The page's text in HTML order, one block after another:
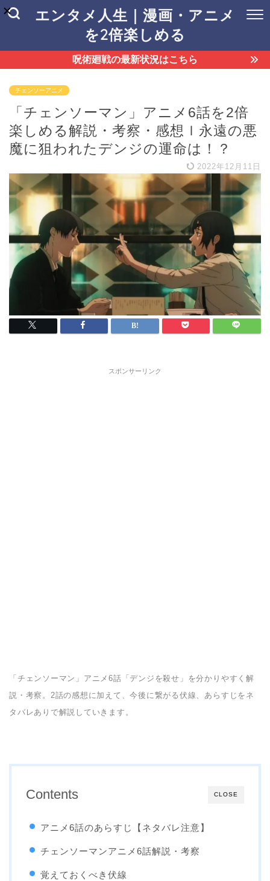
エンタメ人生｜漫画・アニメ
を2倍楽しめる
呪術廻戦の最新状況はこちら
チェンソーアニメ
「チェンソーマン」アニメ6話を2倍
楽しめる解説・考察・感想ｌ永遠の悪
魔に狙われたデンジの運命は！？
2022年12月11日
スポンサーリンク
「チェンソーマン」アニメ6話「デンジを殺せ」を分かりやすく解
説・考察。2話の感想に加えて、今後に繋がる伏線、あらすじをネ
タバレありで解説していきます。
CLOSE
Contents
アニメ6話のあらすじ【ネタバレ注意】
チェンソーマンアニメ6話解説・考察
覚えておくべき伏線